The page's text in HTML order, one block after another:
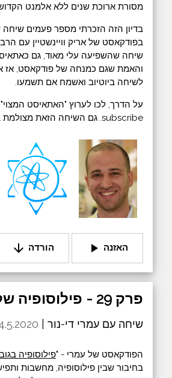
מסורת ארוכת שנים ללא אלמנט
בדיון הזה הזכרתי מספר פעמים
בפודקאסט של אריק וויינשטיין עם הרב
שיחה שהשפיעה עלי מאוד, גם
והאמת שגם כמנחה של פודקאסט, אז
לשיחה ביוטיוב ואשמח אם תשמעו.
על הדרך, לכו לערוץ "האתאיסט
subscribe. גם השיחה הזאת מצולמת בוידאו ותופיע שם.
האזנה play_arrow הורדה arrow_downward
פרק 29 - פילוסופיה של מגיפה
שיחה עם עמרי די-נור |
הפודקאסט של עמרי - "פילוסופיה
בחיבור שבין פילוסופיה, מחשבות